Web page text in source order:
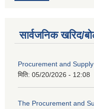
सार्वजनिक खरिद/
Procurement and
मिति: 05/20/2026 - 12:08
The Procurement and